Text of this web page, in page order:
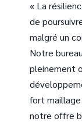
« La
de
malgré un
Notre
pleinement
fort
notre offre